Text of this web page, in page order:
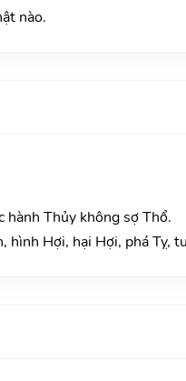
nào.
hành Thủy không sợ Thổ.
hình Hợi, hại Hợi, phá Tỵ,